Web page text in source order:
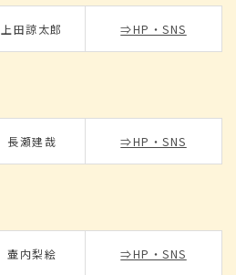
上田諒太郎 ⇒HP・SNS
長瀬建哉 ⇒HP・SNS
壷内梨絵 ⇒HP・SNS